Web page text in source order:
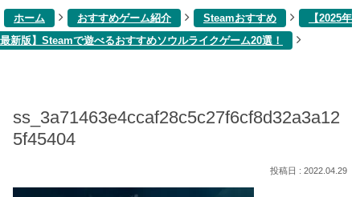
ホーム おすすめゲーム紹介 Steamおすすめ
【2025年
最新版】Steamで遊べるおすすめソウルライクゲーム20選！
ss_3a71463e4ccaf28c5c27f6cf8d32a3a12
5f45404
2022.04.29